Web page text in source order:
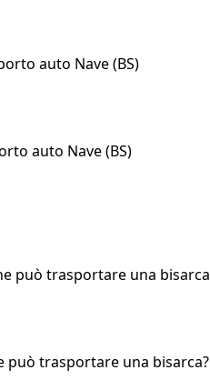
auto Nave (BS)
può trasportare una bisarca?